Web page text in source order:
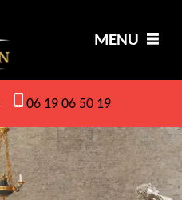
MENU
06 19 06 50 19